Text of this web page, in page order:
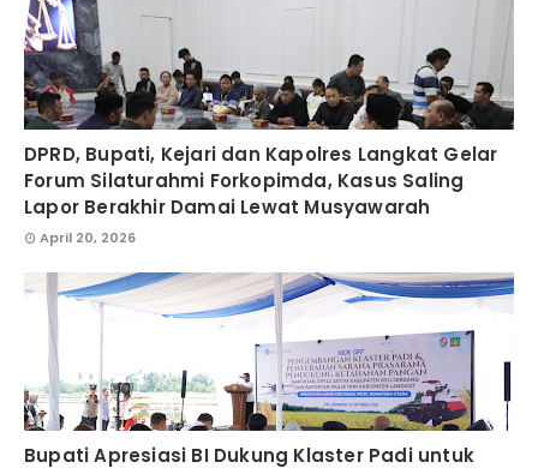
DPRD, Bupati, Kejari dan Kapolres Langkat Gelar
Forum Silaturahmi Forkopimda, Kasus Saling
Lapor Berakhir Damai Lewat Musyawarah
April 20, 2026
Bupati Apresiasi BI Dukung Klaster Padi untuk